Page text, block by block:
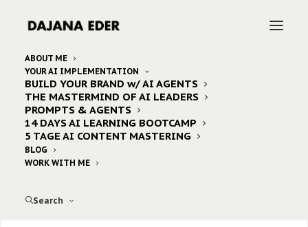
ABOUT ME
YOUR AI IMPLEMENTATION
BUILD YOUR BRAND w/ AI AGENTS
THE MASTERMIND OF AI LEADERS
PROMPTS & AGENTS
14 DAYS AI LEARNING BOOTCAMP
5 TAGE AI CONTENT MASTERING
BLOG
WORK WITH ME
Search
I’M DEEPLY INTO BUILDING BRANDS W/ AI